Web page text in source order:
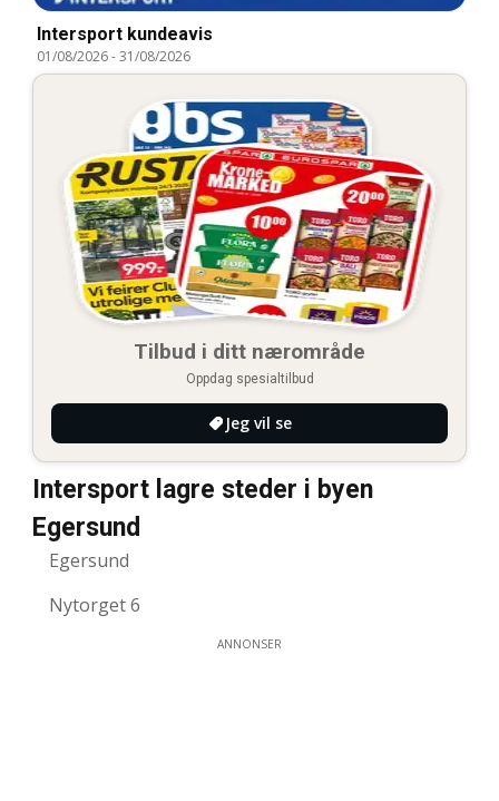
Intersport kundeavis
01/08/2026-31/08/2026
Tilbud i ditt nærområde
Oppdag spesialtilbud
Jeg vil se
Intersport lagre steder i byen
Egersund
Egersund
Nytorget 6
ANNONSER